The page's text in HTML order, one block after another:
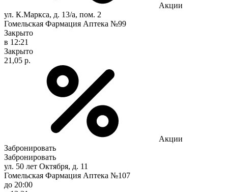
Акции
ул. К.Маркса, д. 13/а, пом. 2
Гомельская Фармация Аптека №99
Закрыто
в 12:21
Закрыто
21,05 р.
Акции
Забронировать
Забронировать
ул. 50 лет Октября, д. 11
Гомельская Фармация Аптека №107
до 20:00